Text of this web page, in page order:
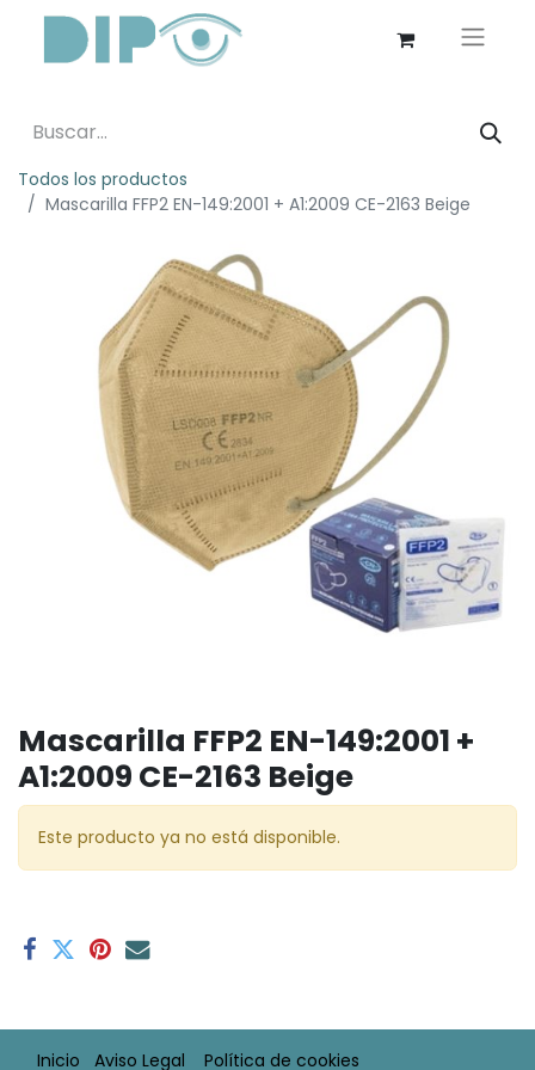
Todos los productos
Mascarilla FFP2 EN-149:2001 + A1:2009 CE-2163 Beige
Mascarilla FFP2 EN-149:2001 +
A1:2009 CE-2163 Beige
Este producto ya no está disponible.
Inicio Aviso Legal​ Política de cookies